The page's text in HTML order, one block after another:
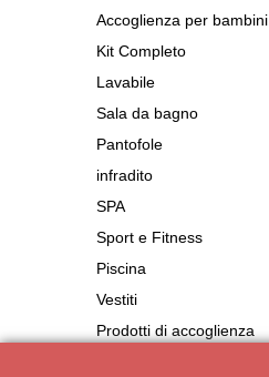
Accoglienza per bambini
Kit Completo
Lavabile
Sala da bagno
Pantofole
infradito
SPA
Sport e Fitness
Piscina
Vestiti
Prodotti di accoglienza